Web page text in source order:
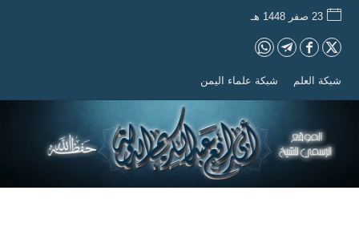
23 صفر 1448 هـ
شبكة العلم شبكة علماء اليمن